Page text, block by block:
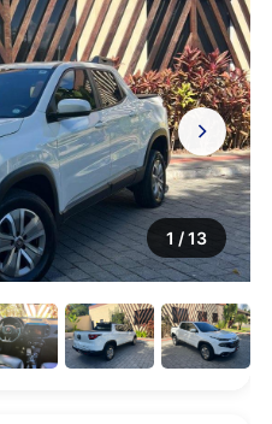
1 / 13